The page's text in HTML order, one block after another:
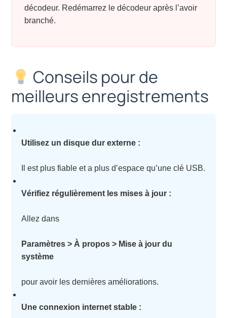
décodeur. Redémarrez le décodeur après l’avoir
branché.
Conseils pour de
meilleurs enregistrements
Utilisez un disque dur externe :
Il est plus fiable et a plus d’espace qu’une clé USB.
Vérifiez régulièrement les mises à jour :
Allez dans
Paramètres > À propos > Mise à jour du
système
pour avoir les dernières améliorations.
Une connexion internet stable :